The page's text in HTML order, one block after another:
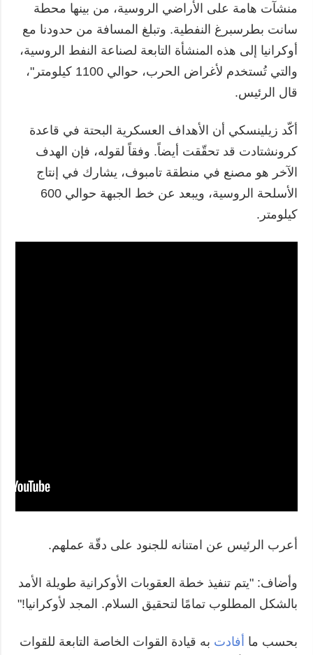
منشآت هامة على الأراضي الروسية، من بينها محطة
سانت بطرسبرغ النفطية. وتبلغ المسافة من حدودنا مع
أوكرانيا إلى هذه المنشأة التابعة لصناعة النفط الروسية،
والتي تُستخدم لأغراض الحرب، حوالي 1100 كيلومتر"،
قال الرئيس.
أكّد زيلينسكي أن الأهداف العسكرية البحتة في قاعدة
كرونشتادت قد تحقّقت أيضاً. وفقاً لقوله، فإن الهدف
الآخر هو مصنع في منطقة تامبوف، يشارك في إنتاج
الأسلحة الروسية، ويبعد عن خط الجبهة حوالي 600
كيلومتر.
أعرب الرئيس عن امتنانه للجنود على دقّة عملهم.
وأضاف: "يتم تنفيذ خطة العقوبات الأوكرانية طويلة الأمد
بالشكل المطلوب تمامًا لتحقيق السلام. المجد لأوكرانيا!"
بحسب ما أفادت به قيادة القوات الخاصة التابعة للقوات